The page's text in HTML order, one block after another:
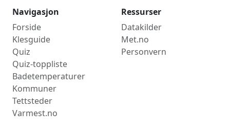
Navigasjon
Forside
Klesguide
Quiz
Quiz-toppliste
Badetemperaturer
Kommuner
Tettsteder
Varmest.no
Ressurser
Datakilder
Met.no
Personvern